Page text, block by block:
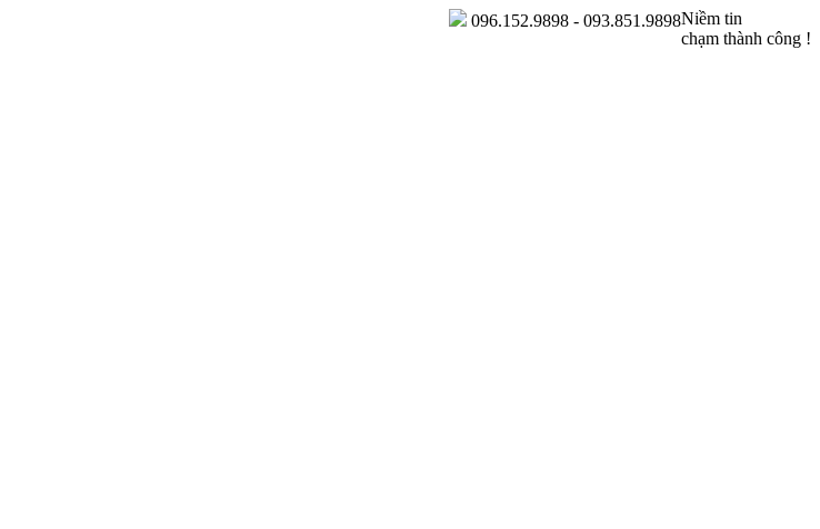
Niềm tin
chạm thành công !
096.152.9898 - 093.851.9898